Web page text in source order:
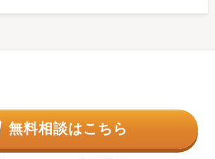
無料相談はこちら